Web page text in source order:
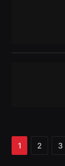
1 2 3